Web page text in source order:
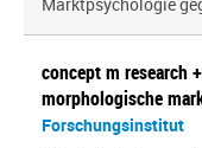
concept m research
morphologische
Forschungsinstitut